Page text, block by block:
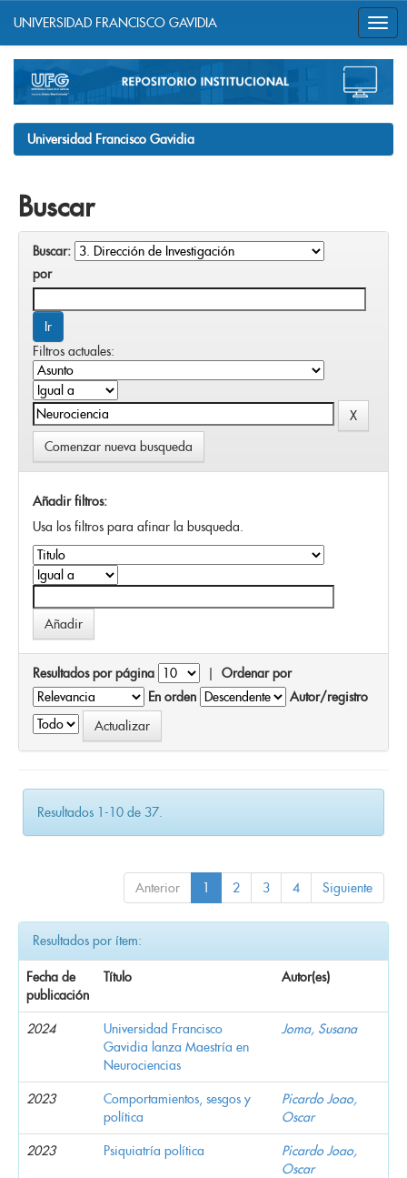
navigation
UNIVERSIDAD FRANCISCO GAVIDIA
Universidad Francisco Gavidia
Buscar
Buscar:
por
Filtros actuales:
Comenzar nueva busqueda
Añadir filtros:
Usa los filtros para afinar la busqueda.
Resultados por página | Ordenar por
En orden
Autor/registro
Resultados 1-10 de 37.
Anterior 1 2 3 4 Siguiente
Resultados por ítem:
Fecha de
publicación
Título Autor(es)
2024
Universidad Francisco
Gavidia lanza Maestría en
Neurociencias
Joma, Susana
2023
Comportamientos, sesgos y
política
Picardo Joao,
Oscar
2023 Psiquiatría política
Picardo Joao,
Oscar